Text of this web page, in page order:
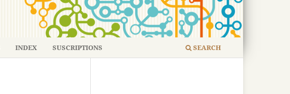
INDEX SUSCRIPTIONS SEARCH